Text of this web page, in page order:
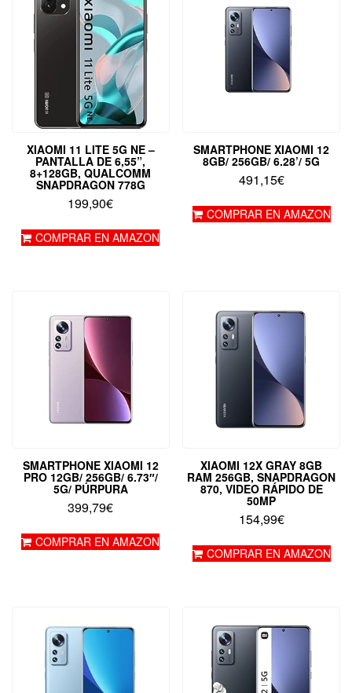
XIAOMI 11 LITE 5G NE –
PANTALLA DE 6,55”,
8+128GB, QUALCOMM
SNAPDRAGON 778G
199,90€
COMPRAR EN AMAZON
SMARTPHONE XIAOMI 12
8GB/ 256GB/ 6.28’/ 5G
491,15€
COMPRAR EN AMAZON
SMARTPHONE XIAOMI 12
PRO 12GB/ 256GB/ 6.73″/
5G/ PÚRPURA
399,79€
COMPRAR EN AMAZON
XIAOMI 12X GRAY 8GB
RAM 256GB, SNAPDRAGON
870, VIDEO RÁPIDO DE
50MP
154,99€
COMPRAR EN AMAZON